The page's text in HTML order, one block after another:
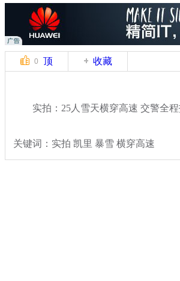
0 顶 收藏
实拍：25人雪天横穿高速 交警全程
关键词：实拍 凯里 暴雪 横穿高速